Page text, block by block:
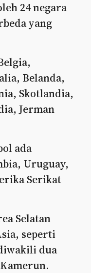
24 negara
yang
Belanda,
Skotlandia,
Jerman
ada
Uruguay,
Serikat
Selatan
seperti
dua